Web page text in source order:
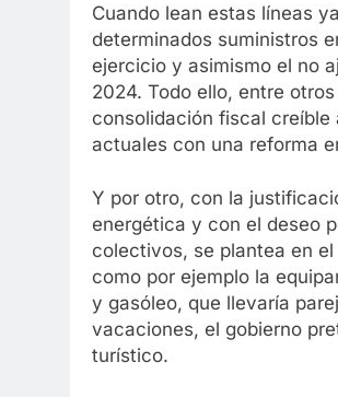
Cuando lean estas líneas
determinados suministros
ejercicio y asimismo el no
2024. Todo ello, entre
consolidación fiscal
actuales con una reforma
Y por otro, con la
energética y con el deseo
colectivos, se plantea en
como por ejemplo la
y gasóleo, que llevaría
vacaciones, el gobierno
turístico.